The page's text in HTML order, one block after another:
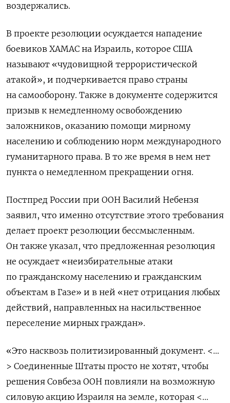
воздержались.
В проекте резолюции осуждается нападение
боевиков ХАМАС на Израиль, которое США
называют «чудовищной террористической
атакой», и подчеркивается право страны
на самооборону. Также в документе содержится
призыв к немедленному освобождению
заложников, оказанию помощи мирному
населению и соблюдению норм международного
гуманитарного права. В то же время в нем нет
пункта о немедленном прекращении огня.
Постпред России при ООН Василий Небензя
заявил, что именно отсутствие этого требования
делает проект резолюции бессмысленным.
Он также указал, что предложенная резолюция
не осуждает «неизбирательные атаки
по гражданскому населению и гражданским
объектам в Газе» и в ней «нет отрицания любых
действий, направленных на насильственное
переселение мирных граждан».
«Это насквозь политизированный документ. <…
> Соединенные Штаты просто не хотят, чтобы
решения Совбеза ООН повлияли на возможную
силовую акцию Израиля на земле, которая <…